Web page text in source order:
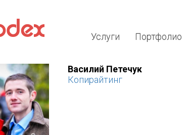
Услуги Портфолио
Василий Петечук
Копирайтинг